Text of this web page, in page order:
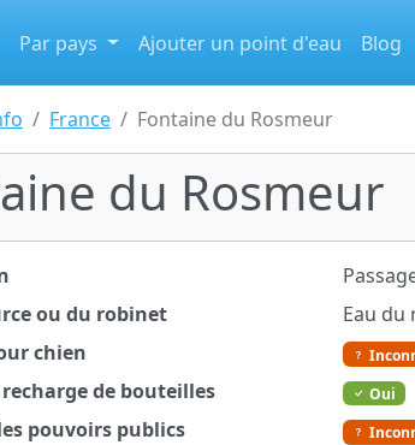
Par pays Ajouter un point d'eau Blog
France Fontaine du Rosmeur
du Rosmeur
ou du robinet
Eau du
chien
de bouteilles Oui
pouvoirs publics